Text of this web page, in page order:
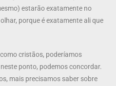
estarão exatamente no
porque é exatamente ali que
cristãos, poderíamos
ponto, podemos concordar.
mais precisamos saber sobre